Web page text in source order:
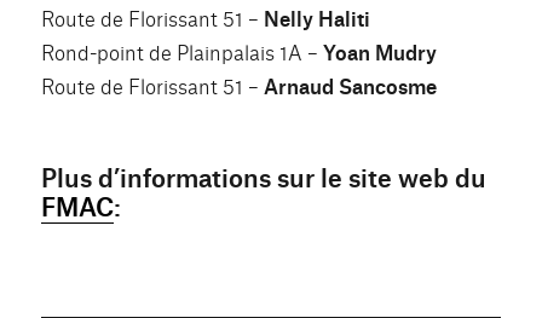
Route de Florissant 51 – Nelly Haliti
Rond-point de Plainpalais 1A –Yoan Mudry
Route de Florissant 51 – Arnaud Sancosme
Plus d’informations sur le site web du
FMAC: